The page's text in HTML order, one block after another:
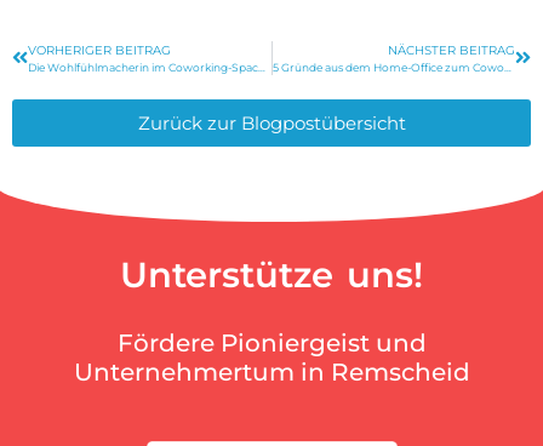
VORHERIGER BEITRAG NÄCHSTER BEITRAG
5 Gründe aus dem Home-Office zum Coworking zu wechseln
Zurück zur Blogpostübersicht
Unterstütze uns!
Fördere Pioniergeist und
Unternehmertum in Remscheid